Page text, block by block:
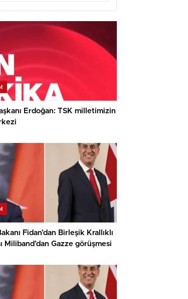
Erdoğan: TSK milletimizin
Fidan’dan Birleşik Krallıklı
Miliband’dan Gazze görüşmesi